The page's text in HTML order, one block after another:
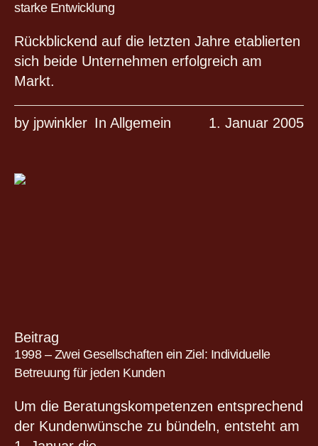
starke Entwicklung
Rückblickend auf die letzten Jahre etablierten
sich beide Unternehmen erfolgreich am
Markt.
1. Januar 2005
by jpwinkler In Allgemein
Beitrag
1998 – Zwei Gesellschaften ein Ziel: Individuelle
Betreuung für jeden Kunden
Um die Beratungskompetenzen entsprechend
der Kundenwünsche zu bündeln, entsteht am